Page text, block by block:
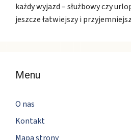
każdy wyjazd – służbowy czy
jeszcze łatwiejszy i
Menu
O nas
Kontakt